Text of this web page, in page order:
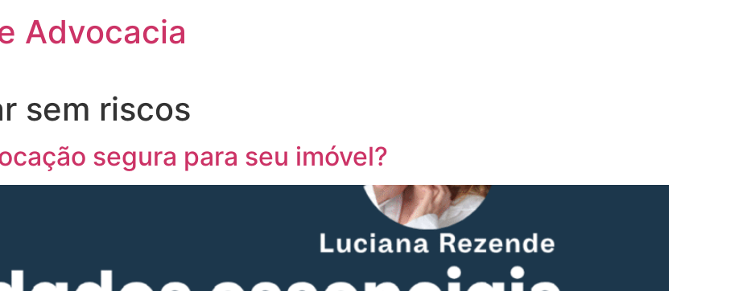
Advocacia
sem riscos
segura para seu imóvel?